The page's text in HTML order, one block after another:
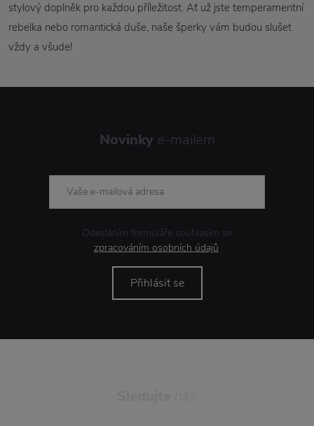
stylový doplněk pro každou příležitost. Ať už jste temperamentní
rebelka nebo romantická duše, naše šperky vám budou slušet
vždy a všude!
Novinky e-mailem
Odesláním formuláře souhlasím se
zpracováním osobních údajů.
Přihlásit se